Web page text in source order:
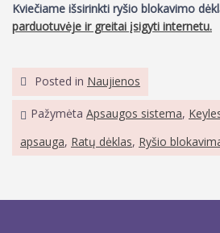
Kviečiame išsirinkti ryšio blokavimo
parduotuvėje ir greitai įsigyti internetu.
Posted in Naujienos
Pažymėta Apsaugos sistema,
apsauga, Ratų dėklas, Ryšio